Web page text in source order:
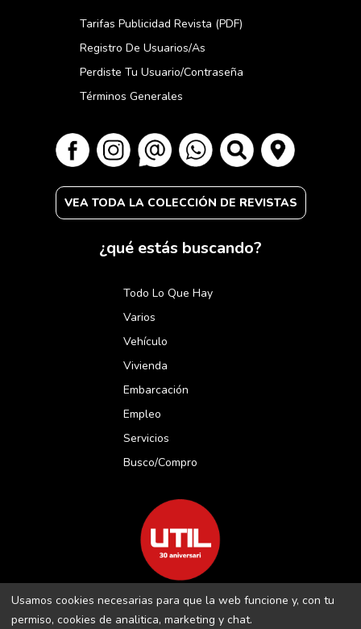
Usamos cookies necesarias para que la web funcione y, con tu
permiso, cookies de analitica, marketing y chat.
Tarifas Publicidad Revista (PDF)
Registro De Usuarios/as
Perdiste Tu Usuario/contraseña
Términos Generales
VEA TODA LA COLECCIÓN DE REVISTAS
¿qué estás buscando?
Todo Lo Que Hay
Varios
Vehículo
Vivienda
Embarcación
Empleo
Servicios
Busco/compro
REVISTA UTIL MENORCA S.L C/ BORJA MOLL, 18 · 07703 MAÓ-